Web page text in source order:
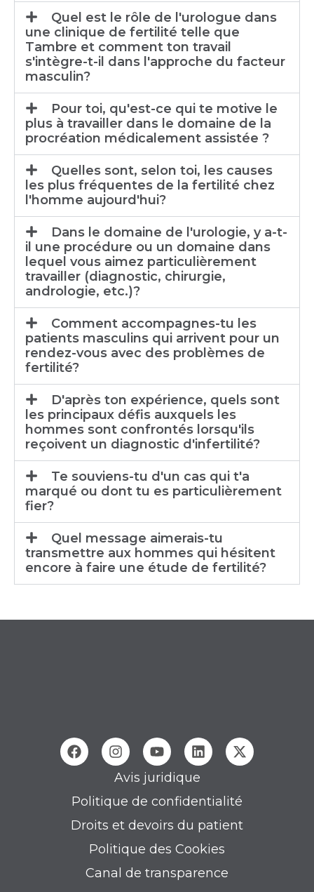
Quel est le rôle de l'urologue dans
une clinique de fertilité telle que
Tambre et comment ton travail
s'intègre-t-il dans l'approche du facteur
masculin?
Pour toi, qu'est-ce qui te motive le
plus à travailler dans le domaine de la
procréation médicalement assistée ?
Quelles sont, selon toi, les causes
les plus fréquentes de la fertilité chez
l'homme aujourd'hui?
Dans le domaine de l'urologie, y a-t-
il une procédure ou un domaine dans
lequel vous aimez particulièrement
travailler (diagnostic, chirurgie,
andrologie, etc.)?
Comment accompagnes-tu les
patients masculins qui arrivent pour un
rendez-vous avec des problèmes de
fertilité?
D'après ton expérience, quels sont
les principaux défis auxquels les
hommes sont confrontés lorsqu'ils
reçoivent un diagnostic d'infertilité?
Te souviens-tu d'un cas qui t'a
marqué ou dont tu es particulièrement
fier?
Quel message aimerais-tu
transmettre aux hommes qui hésitent
encore à faire une étude de fertilité?
Avis juridique
Politique de confidentialité
Droits et devoirs du patient
Politique des Cookies
Canal de transparence